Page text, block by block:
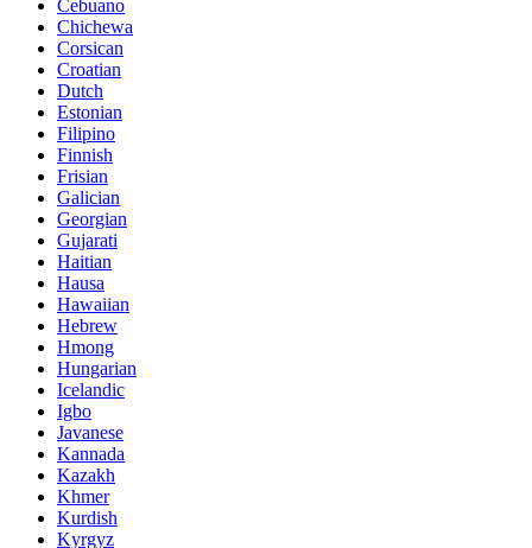
Cebuano
Chichewa
Corsican
Croatian
Dutch
Estonian
Filipino
Finnish
Frisian
Galician
Georgian
Gujarati
Haitian
Hausa
Hawaiian
Hebrew
Hmong
Hungarian
Icelandic
Igbo
Javanese
Kannada
Kazakh
Khmer
Kurdish
Kyrgyz